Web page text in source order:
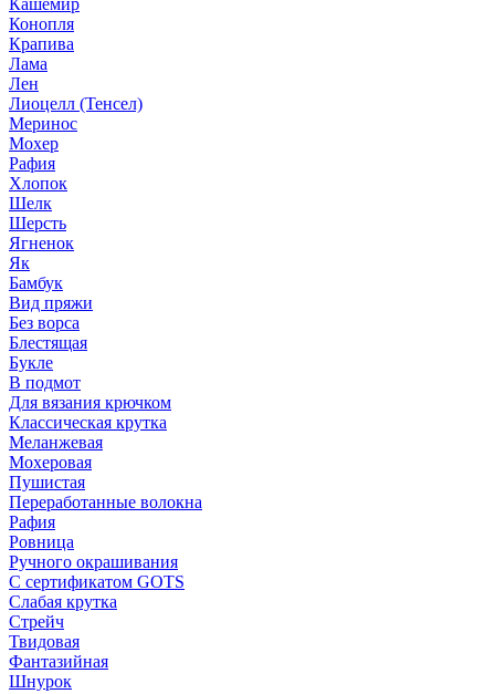
Кашемир
Конопля
Крапива
Лама
Лен
Лиоцелл (Тенсел)
Меринос
Мохер
Рафия
Хлопок
Шелк
Шерсть
Ягненок
Як
Бамбук
Вид пряжи
Без ворса
Блестящая
Букле
В подмот
Для вязания крючком
Классическая крутка
Меланжевая
Мохеровая
Пушистая
Переработанные волокна
Рафия
Ровница
Ручного окрашивания
С сертификатом GOTS
Слабая крутка
Стрейч
Твидовая
Фантазийная
Шнурок